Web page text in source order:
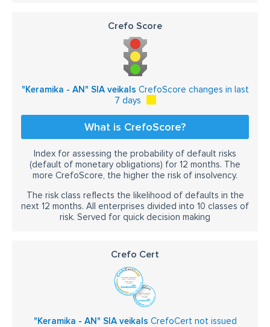
Crefo Score
"Keramika - AN" SIA veikals CrefoScore changes in last
7 days
What is CrefoScore?
Index for assessing the probability of default risks
(default of monetary obligations) for 12 months. The
more CrefoScore, the higher the risk of insolvency.
The risk class reflects the likelihood of defaults in the
next 12 months. All enterprises divided into 10 classes of
risk. Served for quick decision making
Crefo Cert
"Keramika - AN" SIA veikals CrefoCert not issued